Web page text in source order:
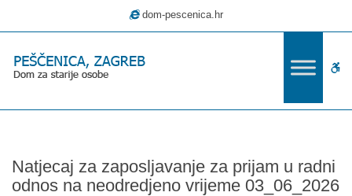
zaposljavanje
neodredjeno
dom-pescenica.hr
Natjecaj za zaposljavanje za prijam u radni
odnos na neodredjeno vrijeme 03_06_2026